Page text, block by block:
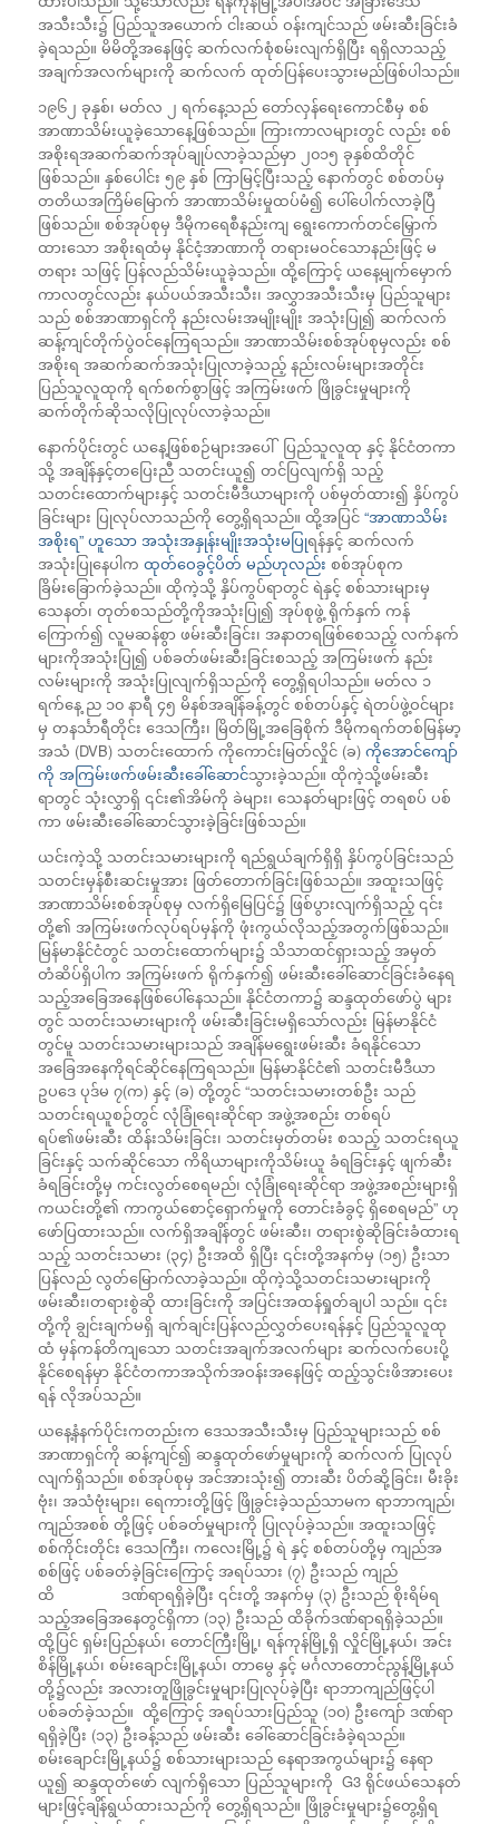
အသီးသီး၌ ပြည်သူအယောက် ငါးဆယ် ဝန်းကျင်သည် ဖမ်းဆီးခြင်းခံ
ခဲ့ရသည်။ မိမိတို့အနေဖြင့် ဆက်လက်စုံစမ်းလျက်ရှိပြီး ရရှိလာသည့်
အချက်အလက်များကို ဆက်လက် ထုတ်ပြန်ပေးသွားမည်ဖြစ်ပါသည်။
၁၉၆၂ ခုနှစ်၊ မတ်လ ၂ ရက်နေ့သည် တော်လှန်ရေးကောင်စီမှ စစ်
အာဏာသိမ်းယူခဲ့သောနေ့ဖြစ်သည်။ ကြားကာလများတွင် လည်း စစ်
အစိုးရအဆက်ဆက်အုပ်ချုပ်လာခဲ့သည်မှာ ၂၀၁၅ ခုနှစ်ထိတိုင်
ဖြစ်သည်။ နှစ်ပေါင်း ၅၉ နှစ် ကြာမြင့်ပြီးသည့် နောက်တွင် စစ်တပ်မှ
တတိယအကြိမ်မြောက် အာဏာသိမ်းမှုထပ်မံ၍ ပေါ်ပေါက်လာခဲ့ပြီ
ဖြစ်သည်။ စစ်အုပ်စုမှ ဒီမိုကရေစီနည်းကျ ရွေးကောက်တင်မြှောက်
ထားသော အစိုးရထံမှ နိုင်ငံ့အာဏာကို တရားမဝင်သောနည်းဖြင့် မ
တရား သဖြင့် ပြန်လည်သိမ်းယူခဲ့သည်။ ထို့ကြောင့် ယနေ့မျက်မှောက်
ကာလတွင်လည်း နယ်ပယ်အသီးသီး၊ အလွှာအသီးသီးမှ ပြည်သူများ
သည် စစ်အာဏာရှင်ကို နည်းလမ်းအမျိုးမျိုး အသုံးပြု၍ ဆက်လက်
ဆန့်ကျင်တိုက်ပွဲဝင်နေကြရသည်။ အာဏာသိမ်းစစ်အုပ်စုမှလည်း စစ်
အစိုးရ အဆက်ဆက်အသုံးပြုလာခဲ့သည့် နည်းလမ်းများအတိုင်း
ပြည်သူလူထုကို ရက်စက်စွာဖြင့် အကြမ်းဖက် ဖြိုခွင်းမှုများကို
ဆက်တိုက်ဆိုသလိုပြုလုပ်လာခဲ့သည်။
နောက်ပိုင်းတွင် ယနေ့ဖြစ်စဉ်များအပေါ် ပြည်သူလူထု နှင့် နိုင်ငံတကာ
သို့ အချိန်နှင့်တပြေးညီ သတင်းယူ၍ တင်ပြလျက်ရှိ သည့်
သတင်းထောက်များနှင့် သတင်းမီဒီယာများကို ပစ်မှတ်ထား၍ နှိပ်ကွပ်
ခြင်းများ ပြုလုပ်လာသည်ကို တွေ့ရှိရသည်။ ထို့အပြင် “အာဏာသိမ်း
အစိုးရ” ဟူသော အသုံးအနှုန်းမျိုးအသုံးမပြုရန်နှင့် ဆက်လက်
အသုံးပြုနေပါက ထုတ်ဝေခွင့်ပိတ် မည်ဟုလည်း စစ်အုပ်စုက
ခြိမ်းခြောက်ခဲ့သည်။ ထိုကဲ့သို့ နှိပ်ကွပ်ရာတွင် ရဲနှင့် စစ်သားများမှ
သေနတ်၊ တုတ်စသည်တို့ကိုအသုံးပြု၍ အုပ်စုဖွဲ့ ရိုက်နှက် ကန်
ကြောက်၍ လူမဆန်စွာ ဖမ်းဆီးခြင်း၊ အနာတရဖြစ်စေသည့် လက်နက်
များကိုအသုံးပြု၍ ပစ်ခတ်ဖမ်းဆီးခြင်းစသည့် အကြမ်းဖက် နည်း
လမ်းများကို အသုံးပြုလျက်ရှိသည်ကို တွေ့ရှိရပါသည်။ မတ်လ ၁
ရက်နေ့ ည ၁၀ နာရီ ၄၅ မိနစ်အချိန်ခန့်တွင် စစ်တပ်နှင့် ရဲတပ်ဖွဲ့ဝင်များ
မှ တနင်္သာရီတိုင်း ဒေသကြီး၊ မြိတ်မြို့အခြေစိုက် ဒီမိုကရက်တစ်မြန်မာ့
အသံ (DVB) သတင်းထောက် ကိုကောင်းမြတ်လှိုင် (ခ) ကိုအောင်ကျော်
ကို အကြမ်းဖက်ဖမ်းဆီးခေါ်ဆောင်သွားခဲ့သည်။ ထိုကဲ့သို့ဖမ်းဆီး
ရာတွင် သုံးလွှာရှိ ၎င်း၏အိမ်ကို ခဲများ၊ သေနတ်များဖြင့် တရစပ် ပစ်
ကာ ဖမ်းဆီးခေါ်ဆောင်သွားခဲ့ခြင်းဖြစ်သည်။
ယင်းကဲ့သို့ သတင်းသမားများကို ရည်ရွယ်ချက်ရှိရှိ နှိပ်ကွပ်ခြင်းသည်
သတင်းမှန်စီးဆင်းမှုအား ဖြတ်တောက်ခြင်းဖြစ်သည်။ အထူးသဖြင့်
အာဏာသိမ်းစစ်အုပ်စုမှ လက်ရှိမြေပြင်၌ ဖြစ်ပွားလျက်ရှိသည့် ၎င်း
တို့၏ အကြမ်းဖက်လုပ်ရပ်မှန်ကို ဖုံးကွယ်လိုသည့်အတွက်ဖြစ်သည်။
မြန်မာနိုင်ငံတွင် သတင်းထောက်များ၌ သိသာထင်ရှားသည့် အမှတ်
တံဆိပ်ရှိပါက အကြမ်းဖက် ရိုက်နှက်၍ ဖမ်းဆီးခေါ်ဆောင်ခြင်းခံနေရ
သည့်အခြေအနေဖြစ်ပေါ်နေသည်။ နိုင်ငံတကာ၌ ဆန္ဒထုတ်ဖော်ပွဲ များ
တွင် သတင်းသမားများကို ဖမ်းဆီးခြင်းမရှိသော်လည်း မြန်မာနိုင်ငံ
တွင်မူ သတင်းသမားများသည် အချိန်မရွေးဖမ်းဆီး ခံရနိုင်သော
အခြေအနေကိုရင်ဆိုင်နေကြရသည်။ မြန်မာနိုင်ငံ၏ သတင်းမီဒီယာ
ဥပဒေ ပုဒ်မ ၇(က) နှင့် (ခ) တို့တွင် “သတင်းသမားတစ်ဦး သည်
သတင်းရယူစဉ်တွင် လုံခြုံရေးဆိုင်ရာ အဖွဲ့အစည်း တစ်ရပ်
ရပ်၏ဖမ်းဆီး ထိန်းသိမ်းခြင်း၊ သတင်းမှတ်တမ်း စသည့် သတင်းရယူ
ခြင်းနှင့် သက်ဆိုင်သော ကိရိယာများကိုသိမ်းယူ ခံရခြင်းနှင့် ဖျက်ဆီး
ခံရခြင်းတို့မှ ကင်းလွတ်စေရမည်၊ လုံခြုံရေးဆိုင်ရာ အဖွဲ့အစည်းများရှိ
ကယင်းတို့၏ ကာကွယ်စောင့်ရှောက်မှုကို တောင်းခံခွင့် ရှိစေရမည်” ဟု
ဖော်ပြထားသည်။ လက်ရှိအချိန်တွင် ဖမ်းဆီး၊ တရားစွဲဆိုခြင်းခံထားရ
သည့် သတင်းသမား (၃၄) ဦးအထိ ရှိပြီး ၎င်းတို့အနက်မှ (၁၅) ဦးသာ
ပြန်လည် လွတ်မြောက်လာခဲ့သည်။ ထိုကဲ့သို့သတင်းသမားများကို
ဖမ်းဆီး၊တရားစွဲဆို ထားခြင်းကို အပြင်းအထန်ရှုတ်ချပါ သည်။ ၎င်း
တို့ကို ချွင်းချက်မရှိ ချက်ချင်းပြန်လည်လွှတ်ပေးရန်နှင့် ပြည်သူလူထု
ထံ မှန်ကန်တိကျသော သတင်းအချက်အလက်များ ဆက်လက်ပေးပို့
နိုင်စေရန်မှာ နိုင်ငံတကာအသိုက်အဝန်းအနေဖြင့် ထည့်သွင်းဖိအားပေး
ရန် လိုအပ်သည်။
ယနေ့နံနက်ပိုင်းကတည်းက ဒေသအသီးသီးမှ ပြည်သူများသည် စစ်
အာဏာရှင်ကို ဆန့်ကျင်၍ ဆန္ဒထုတ်ဖော်မှုများကို ဆက်လက် ပြုလုပ်
လျက်ရှိသည်။ စစ်အုပ်စုမှ အင်အားသုံး၍ တားဆီး ပိတ်ဆို့ခြင်း၊ မီးခိုး
ဗုံး၊ အသံဗုံးများ၊ ရေကားတို့ဖြင့် ဖြိုခွင်းခဲ့သည်သာမက ရာဘာကျည်၊
ကျည်အစစ် တို့ဖြင့် ပစ်ခတ်မှုများကို ပြုလုပ်ခဲ့သည်။ အထူးသဖြင့်
စစ်ကိုင်းတိုင်း ဒေသကြီး၊ က‌လေးမြို့၌ ရဲ နှင့် စစ်တပ်တို့မှ ကျည်အ
စစ်ဖြင့် ပစ်ခတ်ခဲ့ခြင်းကြောင့် အရပ်သား (၇) ဦးသည် ကျည်
ထိ ဒဏ်ရာရရှိခဲ့ပြီး ၎င်းတို့ အနက်မှ (၃) ဦးသည် စိုးရိမ်ရ
သည့်အခြေအနေတွင်ရှိကာ (၁၃) ဦးသည် ထိခိုက်ဒဏ်ရာရရှိခဲ့သည်။
ထို့ပြင် ရှမ်းပြည်နယ်၊ တောင်ကြီးမြို့၊ ရန်ကုန်မြို့ရှိ လှိုင်မြို့နယ်၊ အင်း
စိန်မြို့နယ်၊ စမ်းချောင်းမြို့နယ်၊ တာမွေ နှင့် မင်္ဂလာတောင်ညွန့်မြို့နယ်
တို့၌လည်း အလားတူဖြိုခွင်းမှုများပြုလုပ်ခဲ့ပြီး ရာဘာကျည်ဖြင့်ပါ
ပစ်ခတ်ခဲ့သည်။ ထို့ကြောင့် အရပ်သားပြည်သူ (၁၀) ဦးကျော် ဒဏ်ရာ
ရရှိခဲ့ပြီး (၁၃) ဦးခန့်သည် ဖမ်းဆီး ခေါ်ဆောင်ခြင်းခံခဲ့ရသည်။
စမ်းချောင်းမြို့နယ်၌ စစ်သားများသည် နေရာအကွယ်များ၌ နေရာ
ယူ၍ ဆန္ဒထုတ်ဖော် လျက်ရှိသော ပြည်သူများကို G3 ရိုင်ဖယ်သေနတ်
များဖြင့်ချိန်ရွယ်ထားသည်ကို တွေ့ရှိရသည်။ ဖြိုခွင်းမှုများ၌တွေ့ရှိရ